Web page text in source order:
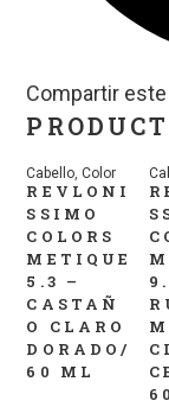
Compartir
Cabello,Color
REVLONI
SSIMO
COLORS
METIQUE
5.3 –
CASTAÑ
O CLARO
DORADO/
60 ML